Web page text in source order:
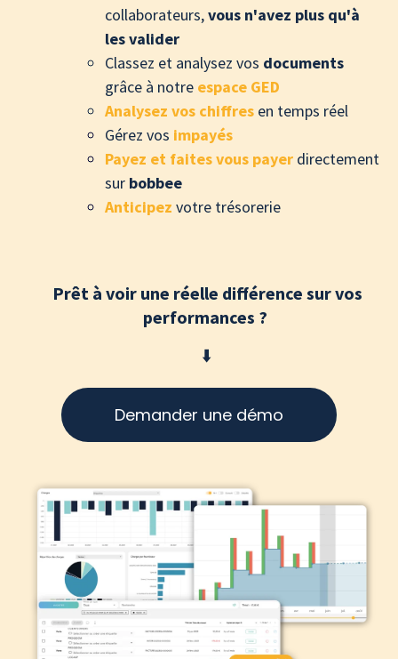
collaborateurs,vous n'avez plus qu'à
les valider
Classez et analysez vos documents
grâce à notre espace GED
Analysez vos chiffres en temps réel
Gérez vos impayés
Payez et faites vous payer directement
sur bobbee
Anticipez votre trésorerie
Prêt à voir une réelle différence sur vos
performances ?
⬇️
Demander une démo